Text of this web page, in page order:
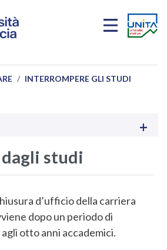
INTERROMPERE GLI STUDI
studi
d’ufficio della carriera
dopo un periodo di
otto anni accademici.